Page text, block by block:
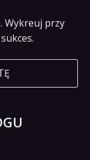
Wykreuj przy